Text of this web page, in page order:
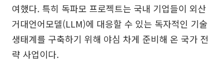
여했다. 특히 독파모 프로젝트는 국내 기업들이 외산
거대언어모델(LLM)에 대응할 수 있는 독자적인 기술
생태계를 구축하기 위해 야심 차게 준비해 온 국가 전
략 사업이다.